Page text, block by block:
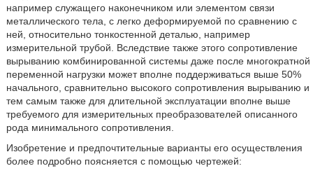
например служащего наконечником или элементом связи
металлического тела, с легко деформируемой по сравнению с
ней, относительно тонкостенной деталью, например
измерительной трубой. Вследствие также этого сопротивление
вырыванию комбинированной системы даже после многократной
переменной нагрузки может вполне поддерживаться выше 50%
начального, сравнительно высокого сопротивления вырыванию и
тем самым также для длительной эксплуатации вполне выше
требуемого для измерительных преобразователей описанного
рода минимального сопротивления.
Изобретение и предпочтительные варианты его осуществления
более подробно поясняется с помощью чертежей: